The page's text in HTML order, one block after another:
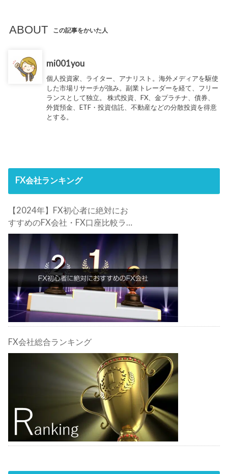
ABOUT この記事をかいた人
mi001you
個人投資家、ライター、アナリスト。海外メディアを駆使
した市場リサーチが強み。副業トレーダーを経て、フリー
ランスとして独立。 株式投資、FX、金プラチナ、債券、
外貨預金、ETF・投資信託、不動産などの分散投資を得意
とする。
FX会社ランキング
【2024年】FX初心者に絶対にお
すすめのFX会社・FX口座比較ラン
キング。FX初心者におすすめの理
由・注意点も合わせて解説しま
す！
FX会社総合ランキング